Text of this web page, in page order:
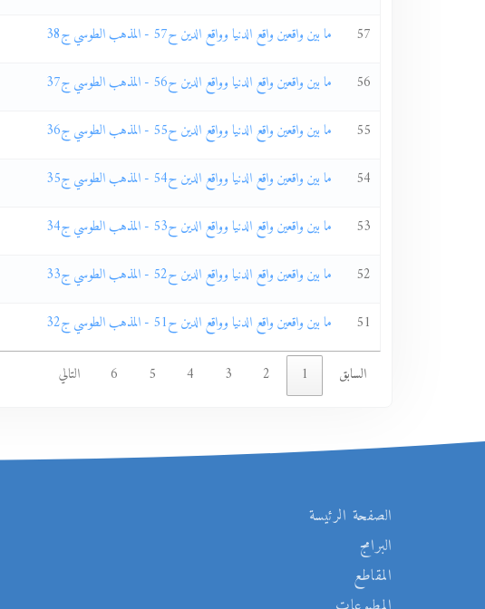
57
ما بين واقعين واقع الدنيا وواقع الدين ح57 - المذهب الطوسي ج38
56
ما بين واقعين واقع الدنيا وواقع الدين ح56 - المذهب الطوسي ج37
55
ما بين واقعين واقع الدنيا وواقع الدين ح55 - المذهب الطوسي ج36
54
ما بين واقعين واقع الدنيا وواقع الدين ح54 - المذهب الطوسي ج35
53
ما بين واقعين واقع الدنيا وواقع الدين ح53 - المذهب الطوسي ج34
52
ما بين واقعين واقع الدنيا وواقع الدين ح52 - المذهب الطوسي ج33
51
ما بين واقعين واقع الدنيا وواقع الدين ح51 - المذهب الطوسي ج32
السابق 1
2
3
4
5
6 التالي
الصفحة الرئيسة
البرامج
المقاطع